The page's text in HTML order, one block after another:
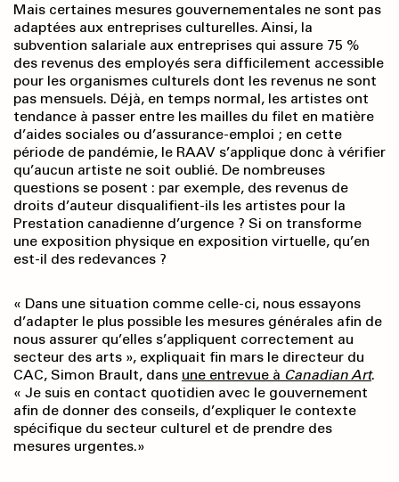
Mais certaines mesures gouvernementales ne sont pas
adaptées aux entreprises culturelles. Ainsi, la
subvention salariale aux entreprises qui assure 75 %
des revenus des employés sera difficilement accessible
pour les organismes culturels dont les revenus ne sont
pas mensuels. Déjà, en temps normal, les artistes ont
tendance à passer entre les mailles du filet en matière
d’aides sociales ou d’assurance-emploi ; en cette
période de pandémie, le RAAV s’applique donc à vérifier
qu’aucun artiste ne soit oublié. De nombreuses
questions se posent : par exemple, des revenus de
droits d’auteur disqualifient-ils les artistes pour la
Prestation canadienne d’urgence ? Si on transforme
une exposition physique en exposition virtuelle, qu’en
est-il des redevances ?
« Dans une situation comme celle-ci, nous essayons
d’adapter le plus possible les mesures générales afin de
nous assurer qu’elles s’appliquent correctement au
secteur des arts », expliquait fin mars le directeur du
CAC, Simon Brault, dans une entrevue à Canadian Art.
« Je suis en contact quotidien avec le gouvernement
afin de donner des conseils, d’expliquer le contexte
spécifique du secteur culturel et de prendre des
mesures urgentes.»